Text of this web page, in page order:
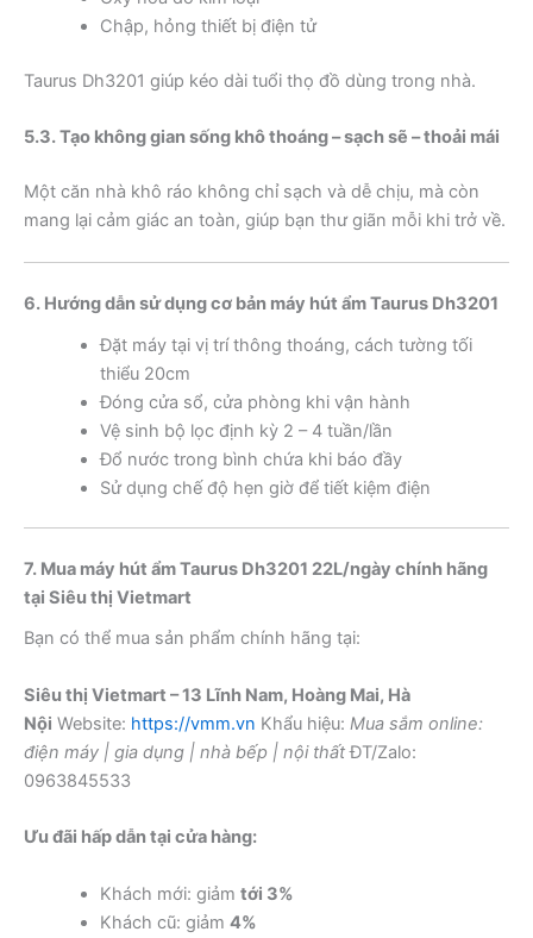
Chập, hỏng thiết bị điện tử
Taurus Dh3201 giúp kéo dài tuổi thọ đồ dùng trong nhà.
5.3. Tạo không gian sống khô thoáng – sạch sẽ – thoải mái
Một căn nhà khô ráo không chỉ sạch và dễ chịu, mà còn
mang lại cảm giác an toàn, giúp bạn thư giãn mỗi khi trở về.
6. Hướng dẫn sử dụng cơ bản máy hút ẩm Taurus Dh3201
Đặt máy tại vị trí thông thoáng, cách tường tối
thiểu 20cm
Đóng cửa sổ, cửa phòng khi vận hành
Vệ sinh bộ lọc định kỳ 2 – 4 tuần/lần
Đổ nước trong bình chứa khi báo đầy
Sử dụng chế độ hẹn giờ để tiết kiệm điện
7. Mua máy hút ẩm Taurus Dh3201 22L/ngày chính hãng
tại Siêu thị Vietmart
Bạn có thể mua sản phẩm chính hãng tại:
Siêu thị Vietmart – 13 Lĩnh Nam, Hoàng Mai, Hà
Nội Website: https://vmm.vn Khẩu hiệu: Mua sắm online:
điện máy | gia dụng | nhà bếp | nội thấtĐT/Zalo:
0963845533
Ưu đãi hấp dẫn tại cửa hàng:
Khách mới: giảm tới 3%
Khách cũ: giảm 4%